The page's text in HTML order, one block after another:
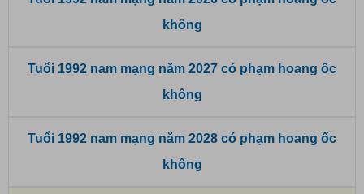
không
Tuổi 1992 nam mạng năm 2027 có phạm hoang ốc
không
Tuổi 1992 nam mạng năm 2028 có phạm hoang ốc
không